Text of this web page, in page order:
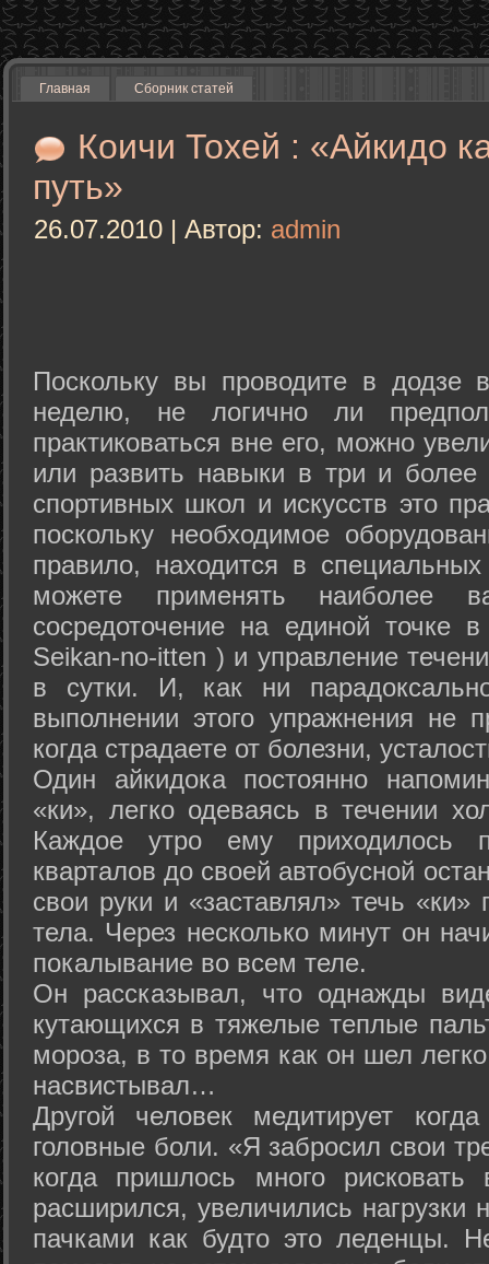
Главная Сборник статей
Коичи Тохей : «Айкидо
путь»
26.07.2010 | Автор: admin
Поскольку вы проводите в додзе
неделю, не логично ли
практиковаться вне его, можно
или развить навыки в три и
спортивных школ и искусств это
поскольку необходимое
правило, находится в
можете применять наиболее
сосредоточение на единой точке
Seikan-­no-­itten ) и управление
в сутки. И, как ни
выполнении этого упражнения не
когда страдаете от болезни,
Один айкидока постоянно
«ки», легко одеваясь в течении
Каждое утро ему приходилось
кварталов до своей автобусной
свои руки и «заставлял» течь «ки»
тела. Через несколько минут он
покалывание во всем теле.
Он рассказывал, что однажды
кутающихся в тяжелые теплые
мороза, в то время как он шел
насвистывал…
Другой человек медитирует
головные боли. «Я забросил свои
когда пришлось много
расширился, увеличились нагрузки
пачками как будто это леденцы.